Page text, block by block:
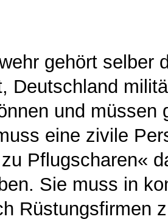
gehört selber
Deutschland
und müssen
eine zivile
Pflugscharen«
Sie muss in
Rüstungsfirmen